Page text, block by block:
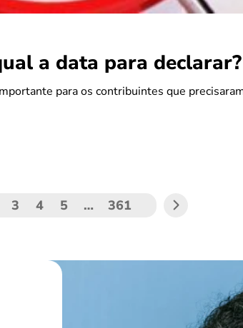
a data para declarar?
para os contribuintes que
3 4 5 … 361